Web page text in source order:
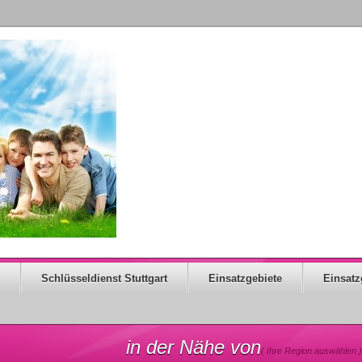
Schlüsseldienst Stuttgart Einsatzgebiete
in der Nähe von( Ihre Region auswählen )